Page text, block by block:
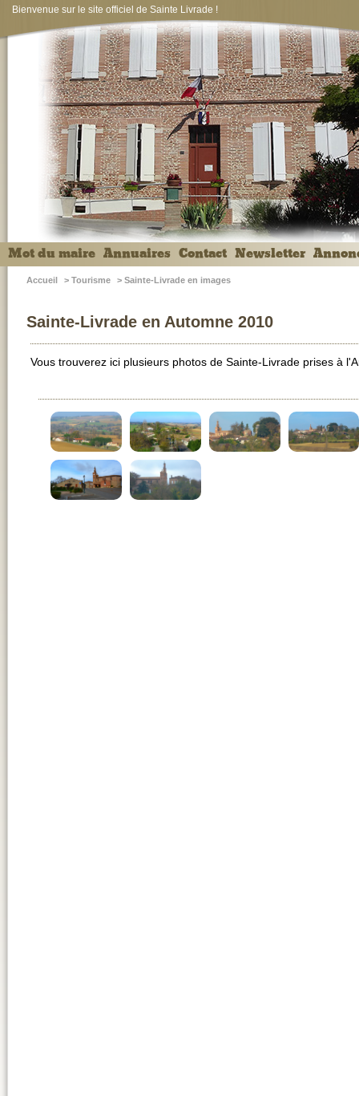
Bienvenue sur le site officiel de Sainte Livrade !
Mot du maire Annuaires Contact Newsletter
Accueil > Tourisme > Sainte-Livrade en images
Sainte-Livrade en Automne 2010
Vous trouverez ici plusieurs photos de Sainte-Livrade prises à